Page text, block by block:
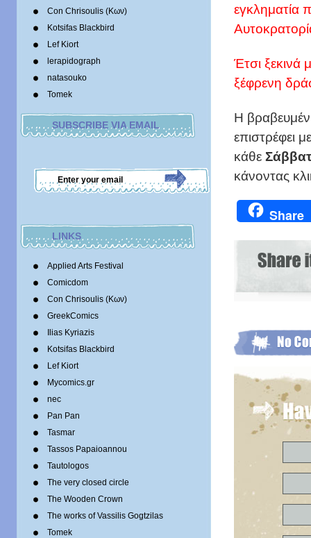
Con Chrisoulis (Κων)
Kotsifas Blackbird
Lef Kiort
lerapidograph
natasouko
Tomek
SUBSCRIBE VIA EMAIL
LINKS
Applied Arts Festival
Comicdom
Con Chrisoulis (Κων)
GreekComics
Ilias Kyriazis
Kotsifas Blackbird
Lef Kiort
Mycomics.gr
nec
Pan Pan
Tasmar
Tassos Papaioannou
Tautologos
The very closed circle
The Wooden Crown
The works of Vassilis Gogtzilas
Tomek
εγκληματία
Έτσι ξεκινά
ξέφρενη
Η
επιστρέφει
κάθε
κάνοντας
Share